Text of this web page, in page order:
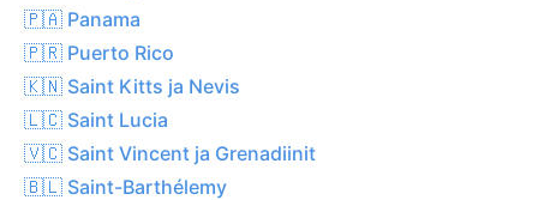
🇵🇦 Panama
🇵🇷 Puerto Rico
🇰🇳 Saint Kitts ja Nevis
🇱🇨 Saint Lucia
🇻🇨 Saint Vincent ja Grenadiinit
🇧🇱 Saint-Barthélemy